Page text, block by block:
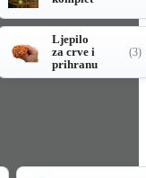
Ljepilo
za crve i
prihranu
(3)